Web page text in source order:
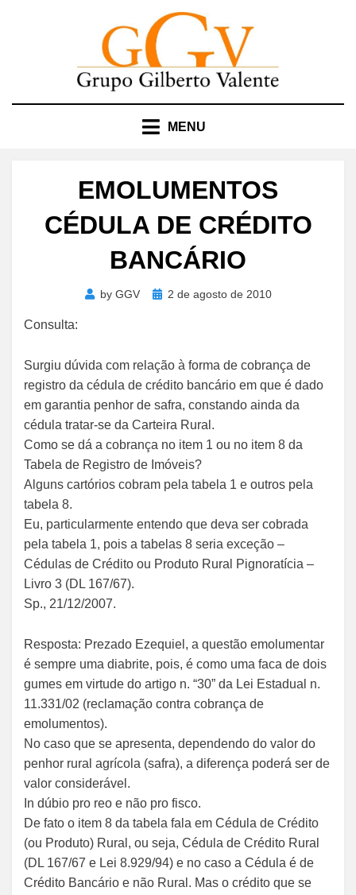
MENU
EMOLUMENTOS
CÉDULA DE CRÉDITO
BANCÁRIO
by GGV
Posted2 de agosto de 2010
Consulta:
Surgiu dúvida com relação à forma de cobrança de
registro da cédula de crédito bancário em que é dado
em garantia penhor de safra, constando ainda da
cédula tratar-se da Carteira Rural.
Como se dá a cobrança no item 1 ou no item 8 da
Tabela de Registro de Imóveis?
Alguns cartórios cobram pela tabela 1 e outros pela
tabela 8.
Eu, particularmente entendo que deva ser cobrada
pela tabela 1, pois a tabelas 8 seria exceção –
Cédulas de Crédito ou Produto Rural Pignoratícia –
Livro 3 (DL 167/67).
Sp., 21/12/2007.
Resposta: Prezado Ezequiel, a questão emolumentar
é sempre uma diabrite, pois, é como uma faca de dois
gumes em virtude do artigo n. “30” da Lei Estadual n.
11.331/02 (reclamação contra cobrança de
emolumentos).
No caso que se apresenta, dependendo do valor do
penhor rural agrícola (safra), a diferença poderá ser de
valor considerável.
In dúbio pro reo e não pro fisco.
De fato o item 8 da tabela fala em Cédula de Crédito
(ou Produto) Rural, ou seja, Cédula de Crédito Rural
(DL 167/67 e Lei 8.929/94) e no caso a Cédula é de
Crédito Bancário e não Rural. Mas o crédito que se